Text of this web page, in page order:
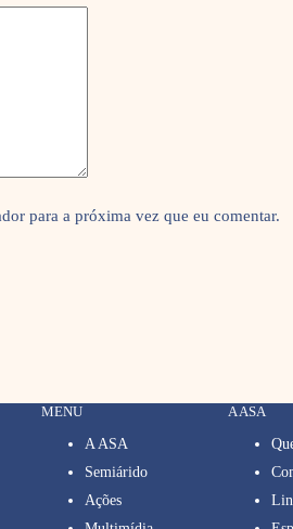
para a próxima vez que eu comentar.
MENU
A ASA
Semiárido
Ações
A ASA